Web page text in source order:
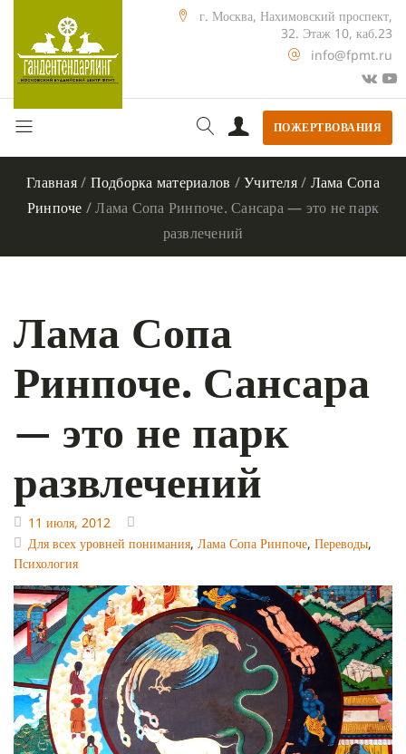
г. Москва, Нахимовский проспект,
32. Этаж 10, каб.23
info@fpmt.ru
ПОЖЕРТВОВАНИЯ
Главная/ Подборка материалов /Учителя/ Лама Сопа
Ринпоче /Лама Сопа Ринпоче. Сансара — это не парк
развлечений
Лама Сопа
Ринпоче. Сансара
— это не парк
развлечений
11 июля, 2012
Для всех уровней понимания, Лама Сопа Ринпоче, Переводы,
Психология